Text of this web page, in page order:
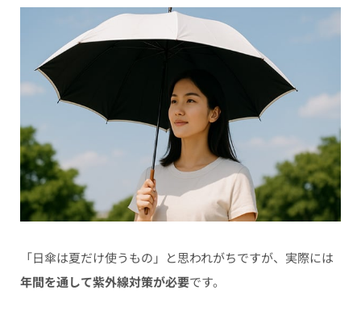
「日傘は夏だけ使うもの」と思われがちですが、実際には
年間を通して紫外線対策が必要です。